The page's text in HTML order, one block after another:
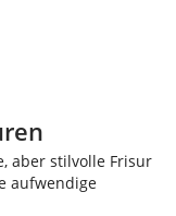
aber stilvolle Frisur
aufwendige